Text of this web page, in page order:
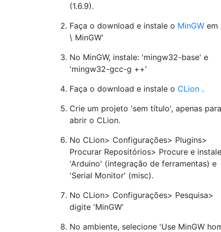
(1.6.9).
Faça o download e instale o MinGW em
\ MinGW'
No MinGW, instale: 'mingw32-base' e
'mingw32-gcc-g ++'
Faça o download e instale o CLion .
Crie um projeto 'sem título', apenas para
abrir o CLion.
No CLion> Configurações> Plugins>
Procurar Repositórios> Procure e
'Arduino' (integração de ferramentas) e
'Serial Monitor' (misc).
No CLion> Configurações> Pesquisa>
digite 'MinGW'
No ambiente, selecione 'Use MinGW